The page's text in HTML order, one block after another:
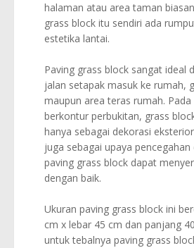
halaman atau area taman
grass block itu sendiri ada
estetika lantai.
Paving grass block sangat ideal
jalan setapak masuk ke rumah,
maupun area teras rumah.
berkontur perbukitan, grass
hanya sebagai dekorasi
juga sebagai upaya pencegahan
paving grass block dapat
dengan baik.
Ukuran paving grass block ini
cm x lebar 45 cm dan panjang
untuk tebalnya paving grass